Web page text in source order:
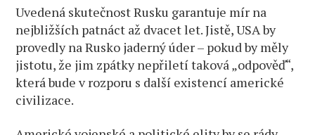
Uvedená skutečnost Rusku garantuje mír na
nejbližších patnáct až dvacet let. Jistě, USA by
provedly na Rusko jaderný úder – pokud by měly
jistotu, že jim zpátky nepřiletí taková „odpověď“,
která bude v rozporu s další existencí americké
civilizace.